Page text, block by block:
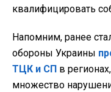
квалифицировать
Напомним, ранее
обороны Украины
ТЦК и СП в
множество